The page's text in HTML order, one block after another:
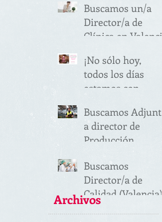
SECTOR
ALIMENTACIÓN
(VALENCIA)
Buscamos un/a
Director/a de
Clínica en Valencia
¡No sólo hoy,
todos los días
estamos con
Buscamos Adjunto
a director de
Producción
Buscamos
Director/a de
Calidad (Valencia)
Archivos